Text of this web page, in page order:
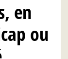
en
ou